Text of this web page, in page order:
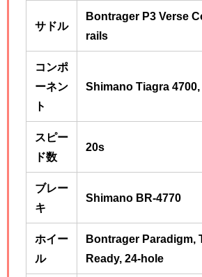
サドル
Bontrager P3 Verse
rails
コンポ
ーネン
ト
Shimano Tiagra 4700,
スピー
ド数
20s
ブレー
キ
Shimano BR-4770
ホイー
ル
Bontrager Paradigm,
Ready, 24-hole